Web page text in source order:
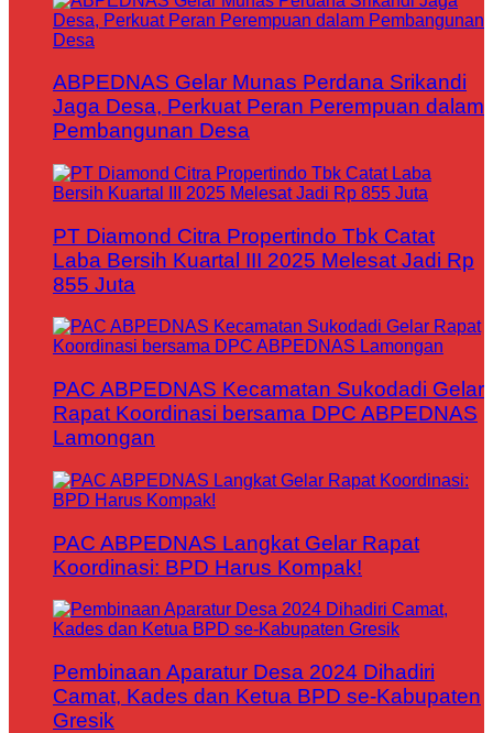
ABPEDNAS Gelar Munas Perdana Srikandi
Jaga Desa, Perkuat Peran Perempuan dalam
Pembangunan Desa
PT Diamond Citra Propertindo Tbk Catat
Laba Bersih Kuartal III 2025 Melesat Jadi Rp
855 Juta
PAC ABPEDNAS Kecamatan Sukodadi Gelar
Rapat Koordinasi bersama DPC ABPEDNAS
Lamongan
PAC ABPEDNAS Langkat Gelar Rapat
Koordinasi: BPD Harus Kompak!
Pembinaan Aparatur Desa 2024 Dihadiri
Camat, Kades dan Ketua BPD se-Kabupaten
Gresik